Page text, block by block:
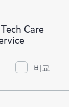
Care
비교